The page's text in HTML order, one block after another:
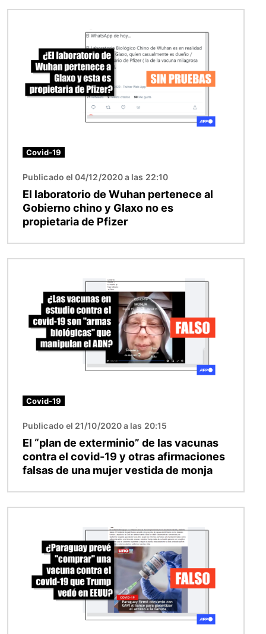
Covid-19
Publicado el 04/12/2020 a las 22:10
El laboratorio de Wuhan pertenece al
Gobierno chino y Glaxo no es
propietaria de Pfizer
Covid-19
Publicado el 21/10/2020 a las 20:15
El “plan de exterminio” de las vacunas
contra el covid-19 y otras afirmaciones
falsas de una mujer vestida de monja